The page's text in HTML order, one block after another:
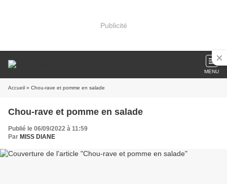
Publicité
MENU
Accueil » Chou-rave et pomme en salade
Chou-rave et pomme en salade
Publié le 06/09/2022 à 11:59
Par MISS DIANE